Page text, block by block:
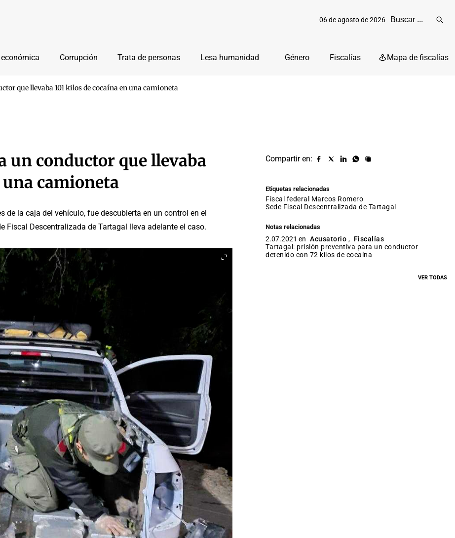
06 de agosto de 2026
Corrupción Trata de personas Lesa humanidad Género Fiscalías Mapa de fiscalías
que llevaba 101 kilos de cocaína en una camioneta
un conductor que llevaba
una camioneta
de la caja del vehículo, fue descubierta en un control en el
Fiscal Descentralizada de Tartagal lleva adelante el caso.
Compartir en:
Compartir
Compartir
Compartir
Compartir
Copiar
Etiquetas relacionadas
fiscal federal Marcos Romero
Sede Fiscal Descentralizada de Tartagal
Notas relacionadas
2.07.2021 en Acusatorio , Fiscalías
Tartagal: prisión preventiva para un conductor
detenido con 72 kilos de cocaína
VER TODAS